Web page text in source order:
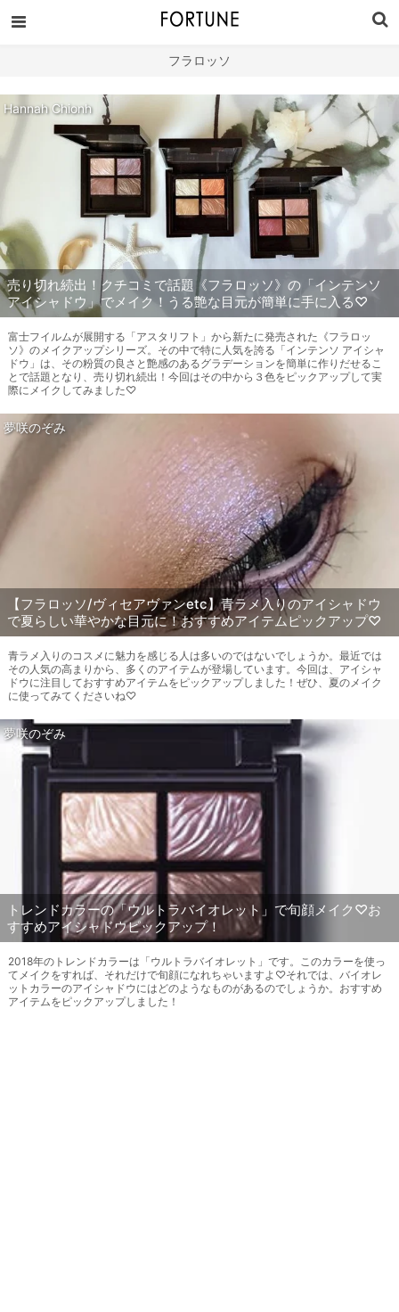
フラロッソ
Hannah Chionh
売り切れ続出！クチコミで話題《フラロッソ》の「インテンソ
アイシャドウ」でメイク！うる艶な目元が簡単に手に入る♡
富士フイルムが展開する「アスタリフト」から新たに発売された《フラロッ
ソ》のメイクアップシリーズ。その中で特に人気を誇る「インテンソ アイシャ
ドウ」は、その粉質の良さと艶感のあるグラデーションを簡単に作りだせるこ
とで話題となり、売り切れ続出！今回はその中から３色をピックアップして実
際にメイクしてみました♡
夢咲のぞみ
【フラロッソ/ヴィセアヴァンetc】青ラメ入りのアイシャドウ
で夏らしい華やかな目元に！おすすめアイテムピックアップ♡
青ラメ入りのコスメに魅力を感じる人は多いのではないでしょうか。最近では
その人気の高まりから、多くのアイテムが登場しています。今回は、アイシャ
ドウに注目しておすすめアイテムをピックアップしました！ぜひ、夏のメイク
に使ってみてくださいね♡
夢咲のぞみ
トレンドカラーの「ウルトラバイオレット」で旬顔メイク♡お
すすめアイシャドウピックアップ！
2018年のトレンドカラーは「ウルトラバイオレット」です。このカラーを使っ
てメイクをすれば、それだけで旬顔になれちゃいますよ♡それでは、バイオレ
ットカラーのアイシャドウにはどのようなものがあるのでしょうか。おすすめ
アイテムをピックアップしました！